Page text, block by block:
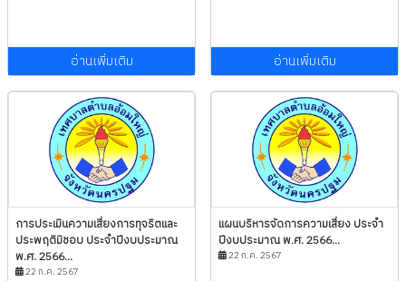
อ่านเพิ่มเติม อ่านเพิ่มเติม
การประเมินความเสี่ยงการทุจริตและ
ประพฤติมิชอบ ประจำปีงบประมาณ
พ.ศ. 2566...
22 ก.ค. 2567
แผนบริหารจัดการความเสี่ยง ประจำ
ปีงบประมาณ พ.ศ. 2566...
22 ก.ค. 2567